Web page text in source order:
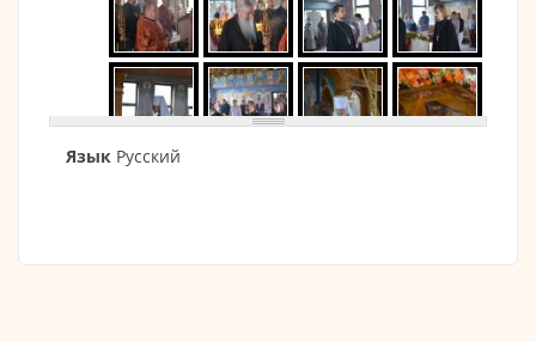
Язык Русский